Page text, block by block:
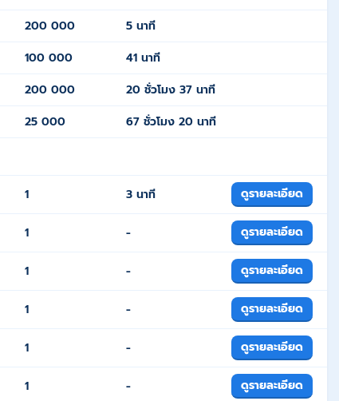
200 000
5 นาที
100 000
41 นาที
200 000
20 ชั่วโมง 37 นาที
25 000 67 ชั่วโมง 20 นาที
1 3 นาที ดูรายละเอียด
1 - ดูรายละเอียด
1 - ดูรายละเอียด
1 - ดูรายละเอียด
1 - ดูรายละเอียด
1 - ดูรายละเอียด